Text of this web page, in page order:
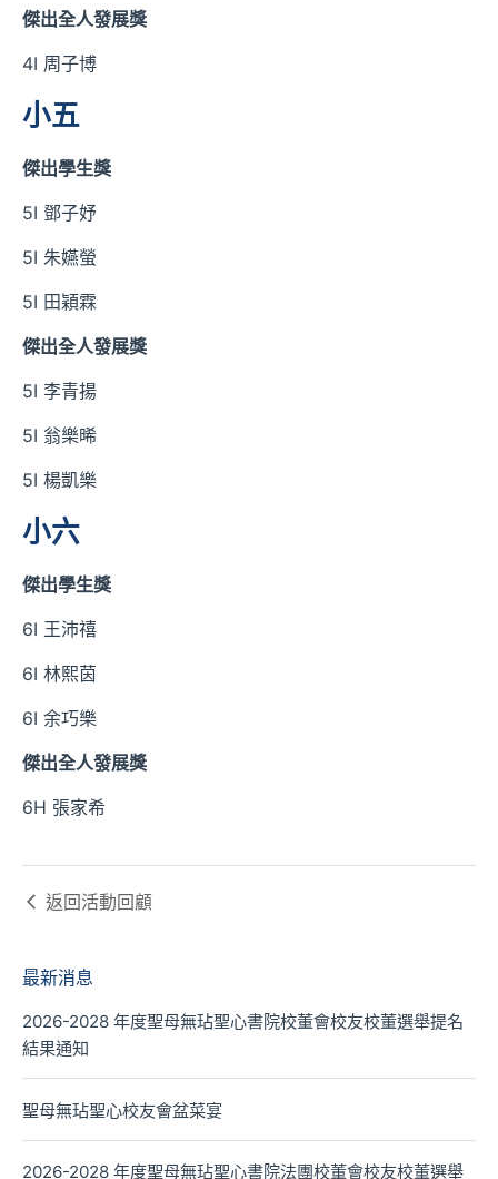
傑出全人發展獎
4I 周子博
小五
傑出學生獎
5I 鄧子妤
5I 朱嬿螢
5I 田穎霖
傑出全人發展獎
5I 李青揚
5I 翁樂晞
5I 楊凱樂
小六
傑出學生獎
6I 王沛禧
6I 林熙茵
6I 余巧樂
傑出全人發展獎
6H 張家希
返回活動回顧
最新消息
2026-2028 年度聖母無玷聖心書院校董會校友校董選舉提名
結果通知
聖母無玷聖心校友會盆菜宴
2026-2028 年度聖母無玷聖心書院法團校董會校友校董選舉